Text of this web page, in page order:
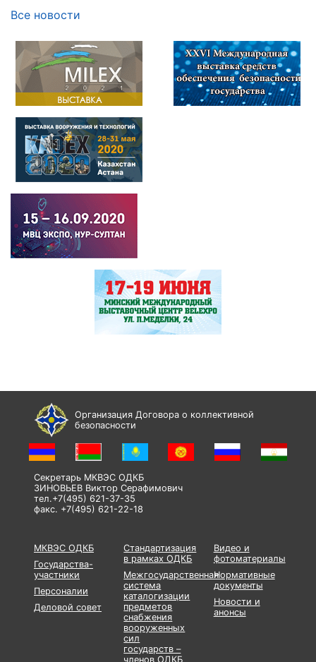
Все новости
Организация Договора о коллективной
безопасности
Секретарь МКВЭС ОДКБ
ЗИНОВЬЕВ Виктор Серафимович
тел.+7(495) 621-37-35
факс. +7(495) 621-22-18
МКВЭС ОДКБ
Государства-
участники
Персоналии
Деловой совет
Стандартизация
в рамках ОДКБ
Межгосударственная
система
каталогизации
предметов
снабжения
вооруженных
сил
государств –
членов ОДКБ
Видео и
фотоматериалы
Нормативные
документы
Новости и
анонсы